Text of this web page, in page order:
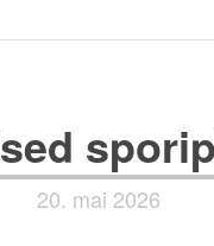
20. mai 2026